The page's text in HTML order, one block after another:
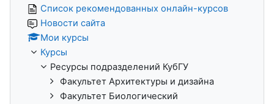
Список рекомендованных онлайн-курсов
Новости сайта
Мои курсы
Курсы
Ресурсы подразделений КубГУ
Факультет Архитектуры и дизайна
Факультет Биологический